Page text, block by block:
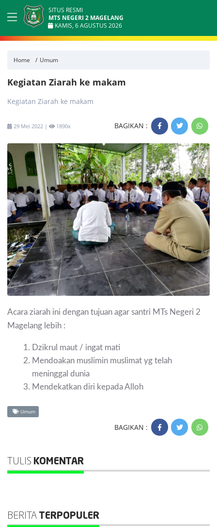
SITUS RESMI
MTS NEGERI 2 MAGELANG
KAMIS, 6 AGUSTUS 2026
Home Umum
Kegiatan Ziarah ke makam
Kegiatan Ziarah ke makam
29 Mei 2022 | 1890x BAGIKAN :
Acara ziarah ini dengan tujuan agar santri MTs Negeri 2
Magelang lebih :
Dzikrul maut / ingat mati
Mendoakan muslimin muslimat yg telah
meninggal dunia
Mendekatkan diri kepada Alloh
Umum
BAGIKAN :
TULIS KOMENTAR
BERITA TERPOPULER